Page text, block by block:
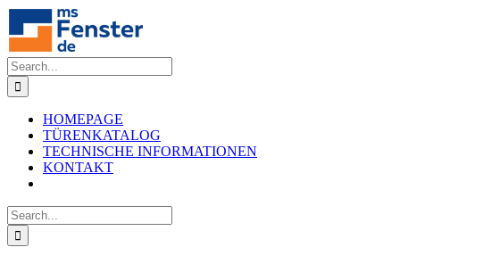
Skip
Search
for:
HOMEPAGE
TÜRENKATALOG
TECHNISCHE INFORMATIONEN
KONTAKT
Search
for: